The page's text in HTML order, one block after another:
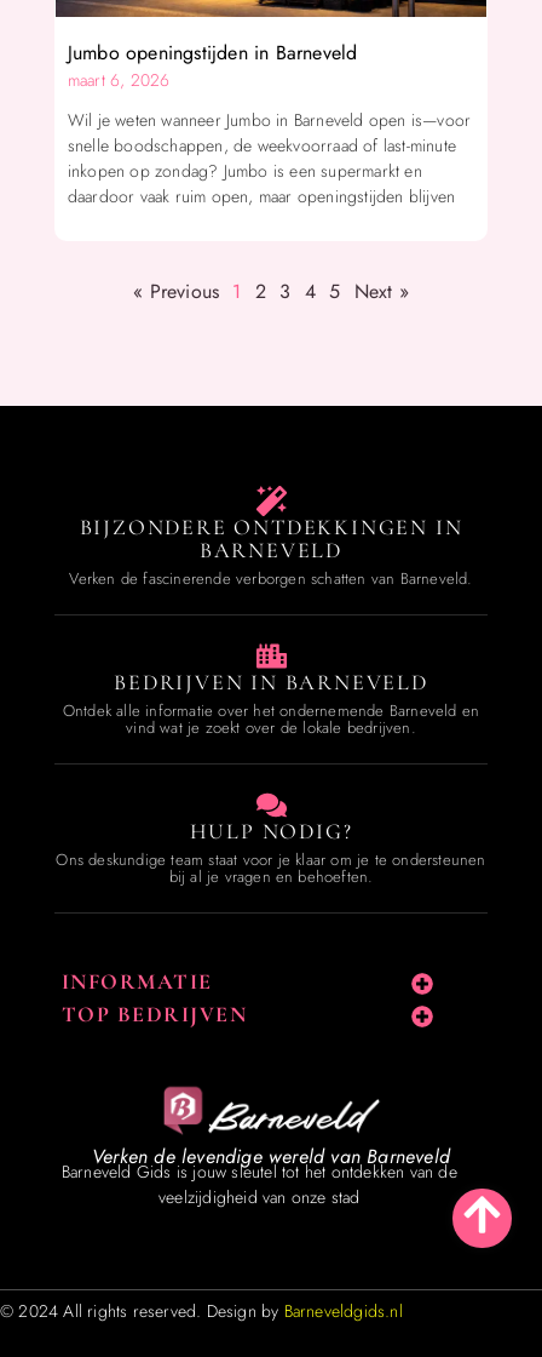
Jumbo openingstijden in Barneveld
maart 6, 2026
Wil je weten wanneer Jumbo in Barneveld open is—voor
snelle boodschappen, de weekvoorraad of last-minute
inkopen op zondag? Jumbo is een supermarkt en
daardoor vaak ruim open, maar openingstijden blijven
« Previous 1 2 3 4 5 Next »
BIJZONDERE ONTDEKKINGEN IN
BARNEVELD
Verken de fascinerende verborgen schatten van Barneveld.
BEDRIJVEN IN BARNEVELD
Ontdek alle informatie over het ondernemende Barneveld en
vind wat je zoekt over de lokale bedrijven.
HULP NODIG?
Ons deskundige team staat voor je klaar om je te ondersteunen
bij al je vragen en behoeften.
INFORMATIE
TOP BEDRIJVEN
Verken de levendige wereld van Barneveld
Barneveld Gids is jouw sleutel tot het ontdekken van de
veelzijdigheid van onze stad
© 2024 All rights reserved. Design by Barneveldgids.nl